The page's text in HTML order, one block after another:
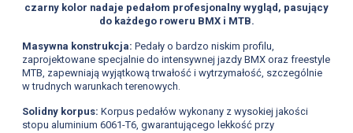
czarny kolor nadaje pedałom profesjonalny wygląd, pasujący
do każdego roweru BMX i MTB.
Masywna konstrukcja: Pedały o bardzo niskim profilu,
zaprojektowane specjalnie do intensywnej jazdy BMX oraz freestyle
MTB, zapewniają wyjątkową trwałość i wytrzymałość, szczególnie
w trudnych warunkach terenowych.
Solidny korpus: Korpus pedałów wykonany z wysokiej jakości
stopu aluminium 6061-T6, gwarantującego lekkość przy